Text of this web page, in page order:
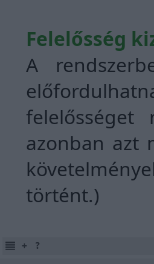
Felelősség
A
azonban azt
történt.)